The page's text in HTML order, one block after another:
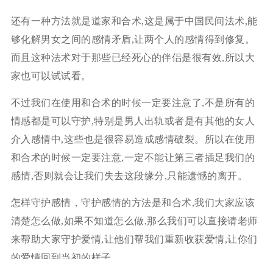
还有一种方法就是道家和合术,这是属于中国民间法术,能
够化解男女之间的感情矛盾,让两个人的感情得到修复。
而且这种法术对于那些已经死心的伴侣是很有效,所以大
家也可以试试看。
不过我们在使用和合术的时候一定要注意了,不是所有的
情感都是可以守护,特别是男人出轨或者是有其他的女人
介入感情中,这些也是很容易造成感情破裂。所以在使用
和合术的时候一定要注意,一定不能让第三者插足我们的
感情,否则就会让我们失去这段缘分,只能遗憾的离开。
怎样守护感情，守护感情的方法是和合术,我们大家应该
清楚怎么做,如果不知道怎么做,那么我们可以直接请老师
来帮助大家守护爱情,让他们帮我们重新收获爱情,让你们